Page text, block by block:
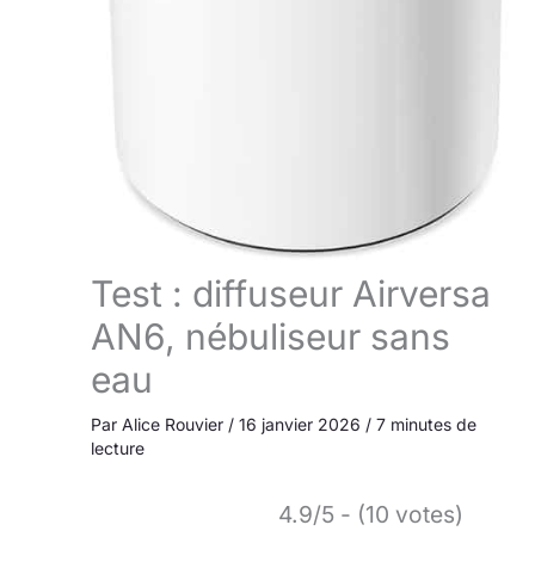
Test : diffuseur Airversa
AN6, nébuliseur sans
eau
Par Alice Rouvier / 16 janvier 2026 / 7 minutes de
lecture
4.9/5 - (10 votes)